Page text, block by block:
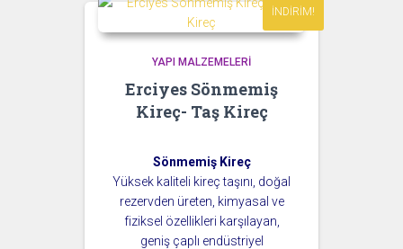
İNDIRIM!
YAPI MALZEMELERI
Erciyes Sönmemiş
Kireç- Taş Kireç
Sönmemiş Kireç
Yüksek kaliteli kireç taşını, doğal
rezervden üreten, kimyasal ve
fiziksel özellikleri karşılayan,
geniş çaplı endüstriyel